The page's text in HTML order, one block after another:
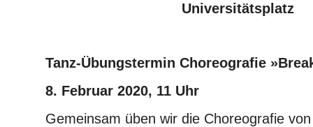
Universitätsplatz
Tanz-Übungstermin Choreografie
8. Februar 2020, 11 Uhr
Gemeinsam üben wir die Choreografie von